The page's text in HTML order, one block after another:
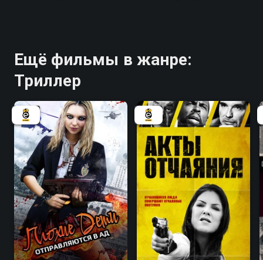
Ещё фильмы в жанре:
Триллер
4.8 4.7 5.6